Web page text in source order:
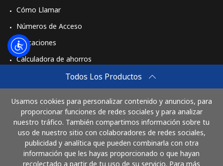
Todos Los Productos
Usamos cookies para personalizar contenido y anuncios, para
proporcionar funciones de redes sociales y para analizar
nuestro tráfico. También compartimos información sobre tu
uso de nuestro sitio con colaboradores de redes sociales,
publicidad y analítica que pueden combinarla con otra
información que les hayas proporcionado o que hayan
recolectado a partir de tu uso de su servicio. Para más
Cómo Llamar
Números de Acceso
Aplicaciones
Calculadora de ahorros
Comprar
Cómo funciona
Paga con